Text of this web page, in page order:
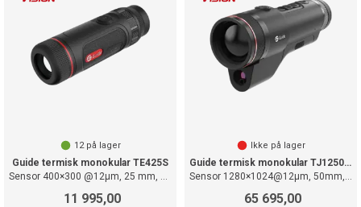
12på lager
Guide termisk monokular TE425S
Sensor 400×300 @12µm, 25 mm, F1.0
11 995,00
Ikke på lager
Guide termisk monokular TJ1250LS LRF
Sensor 1280×1024@12µm, 50mm, F0.9
65 695,00